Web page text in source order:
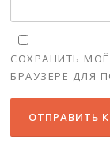
СОХРАНИТЬ
БРАУЗЕРЕ ДЛЯ